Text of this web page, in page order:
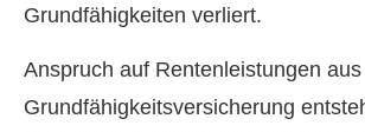
Grundfähigkeiten verliert.
Anspruch auf Rentenleistungen
Grundfähigkeitsversicherung